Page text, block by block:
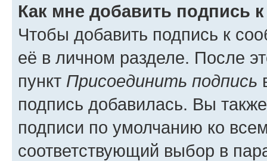
Как мне добавить подпись
Чтобы добавить подпись к
её в личном разделе. После
пункт Присоединить подпись
подпись добавилась. Вы
подписи по умолчанию ко
соответствующий выбор в